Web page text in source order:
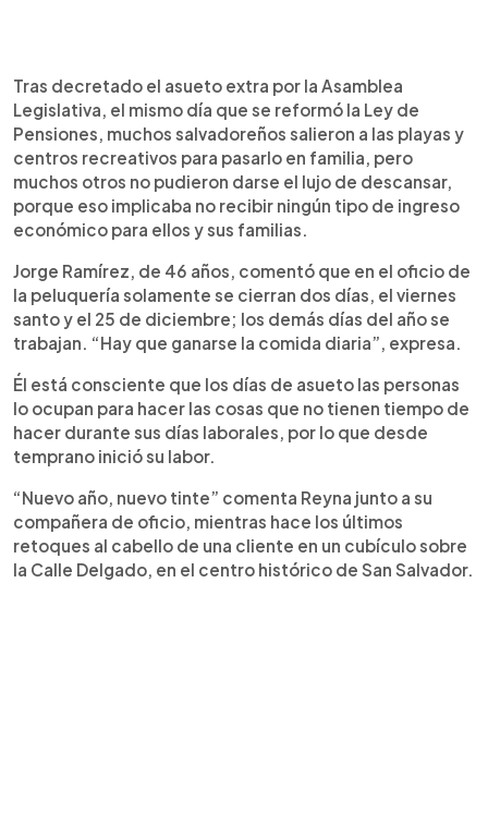
Escuchar artículo
Tras decretado el asueto extra por la Asamblea
Legislativa, el mismo día que se reformó la Ley de
Pensiones, muchos salvadoreños salieron a las playas y
centros recreativos para pasarlo en familia, pero
muchos otros no pudieron darse el lujo de descansar,
porque eso implicaba no recibir ningún tipo de ingreso
económico para ellos y sus familias.
Jorge Ramírez, de 46 años, comentó que en el oficio de
la peluquería solamente se cierran dos días, el viernes
santo y el 25 de diciembre; los demás días del año se
trabajan. “Hay que ganarse la comida diaria”, expresa.
Él está consciente que los días de asueto las personas
lo ocupan para hacer las cosas que no tienen tiempo de
hacer durante sus días laborales, por lo que desde
temprano inició su labor.
“Nuevo año, nuevo tinte” comenta Reyna junto a su
compañera de oficio, mientras hace los últimos
retoques al cabello de una cliente en un cubículo sobre
la Calle Delgado, en el centro histórico de San Salvador.